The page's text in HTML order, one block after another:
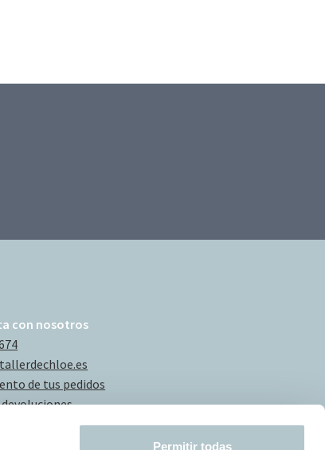
Permitir todas
con nosotros
de tus pedidos